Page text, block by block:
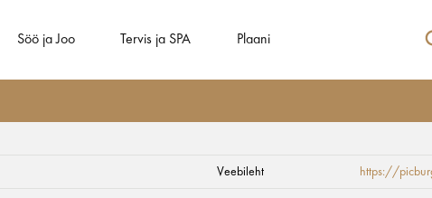
Söö ja Joo Tervis ja SPA Plaani
Veebileht https://